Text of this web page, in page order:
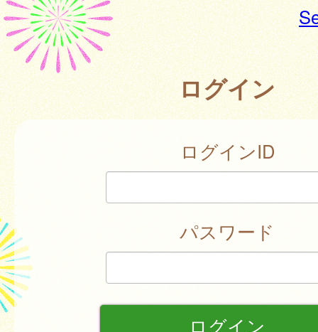
ログイン
ログインID
パスワード